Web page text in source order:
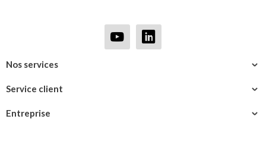
Entreprise
Service client
Nos services